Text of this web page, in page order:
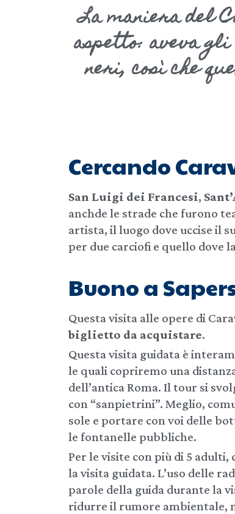
La maniera del
aspetto: aveva
neri, così che
Cercando
San Luigi dei Francesi,
anchde le strade che furono
artista, il luogo dove uccise il
per due carciofi e quello dove
Buono a
Questa visita alle opere di
biglietto da acquistare.
Questa visita guidata è
le quali copriremo una
dell’antica Roma. Il tour si
con “sanpietrini”. Meglio,
sole e portare con voi delle
le fontanelle pubbliche.
Per le visite con più di 5
la visita guidata. L’uso delle
parole della guida durante la
ridurre il rumore ambientale,